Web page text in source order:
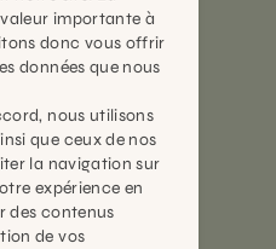
importante à
donc vous offrir
données que nous
nous utilisons
que ceux de nos
la navigation sur
expérience en
des contenus
de vos